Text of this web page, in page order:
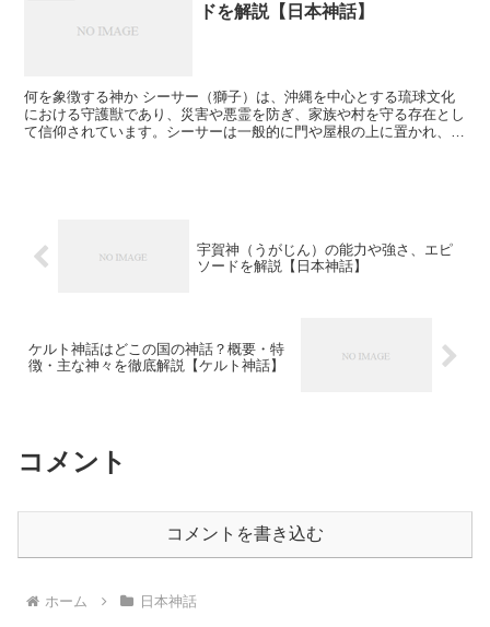
ドを解説【日本神話】
何を象徴する神か シーサー（獅子）は、沖縄を中心とする琉球文化
における守護獣であり、災害や悪霊を防ぎ、家族や村を守る存在とし
て信仰されています。シーサーは一般的に門や屋根の上に置かれ、家
宇賀神（うがじん）の能力や強さ、エピ
ソードを解説【日本神話】
ケルト神話はどこの国の神話？概要・特
徴・主な神々を徹底解説【ケルト神話】
コメント
コメントを書き込む
ホーム 日本神話